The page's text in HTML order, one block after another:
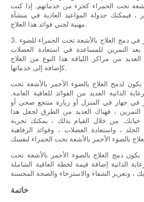
تحت الحمراء كجزء من خدماتهم. إذا كنت
، فيمكنك جدولة المواعيد العادية في منشأة
مهنية لجني فوائد هذا العلاج.
3. استعادة التمرين: النظر في دمج العلاج بالأشعة تحت الحمراء للضوء
التمرين للمساعدة في استعادة العضلات
العديد من مراكز اللياقة هذا النوع من العلاج
كإضافة إلى خدماتها.
لدمج العلاج بالضوء الأحمر بالأشعة تحت
الذاتية العديد من الفوائد للعافية العامة.
في جهاز في المنزل أو زيارة منتجع صحي أو
، فهناك العديد من الطرق لجعل هذا
حياتك. من خلال القيام بذلك ، يمكنك تجربة
، واستعادة العضلات ، وفوائد الرفاهية
دمج العلاج بالضوء الأحمر بالأشعة تحت
الذاتية إضافة قيمة لخطة العافية الشاملة
خاتمة